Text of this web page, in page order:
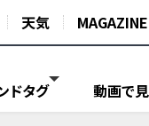
天気 MAGAZINE
ドタグ 動画で